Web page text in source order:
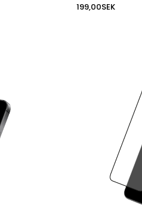
199,00SEK